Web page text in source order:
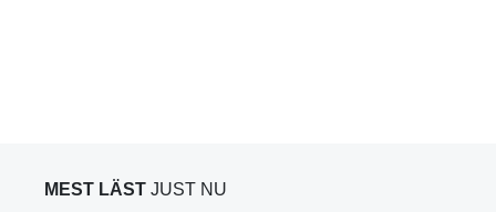
MEST LÄST JUST NU